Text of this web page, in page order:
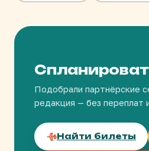
Подобрали партнёрские
редакция — без переплат
Найти билеты